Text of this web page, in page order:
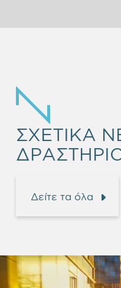
ΣΧΕΤΙΚΑ
Δείτε τα όλα